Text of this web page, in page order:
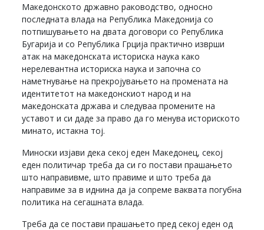
Македонското државно раководство, односно
последната влада на Република Македонија со
потпишувањето на двата договори со Република
Бугарија и со Република Грција практично изврши
атак на македонската историска наука како
нерелевантна историска наука и започна со
наметнување на прекројувањето на промената на
идентитетот на македонскиот народ и на
македонската држава и следуваа промените на
уставот и си даде за право да го менува историското
минато, истакна тој.
Миноски изјави дека секој еден Македонец, секој
еден политичар треба да си го постави прашањето
што направивме, што правиме и што треба да
направиме за в иднина да ја сопреме ваквата погубна
политика на сегашната влада.
Треба да се постави прашањето пред секој еден од